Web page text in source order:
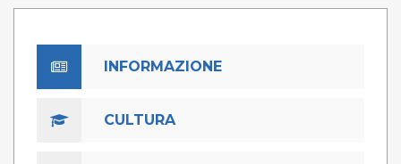
INFORMAZIONE
CULTURA